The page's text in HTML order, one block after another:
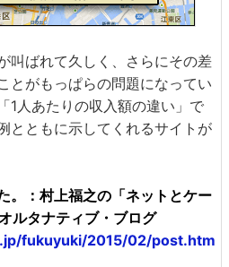
叫ばれて久しく、さらにその差
とがもっぱらの問題になってい
1人あたりの収入額の違い」で
とともに示してくれるサイトが
。：村上福之の「ネットとケー
ルタナティブ・ブログ
fukuyuki/2015/02/post.htm